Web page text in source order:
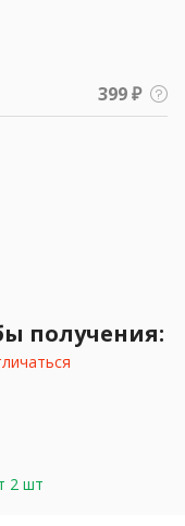
399 ₽
получения:
2 шт